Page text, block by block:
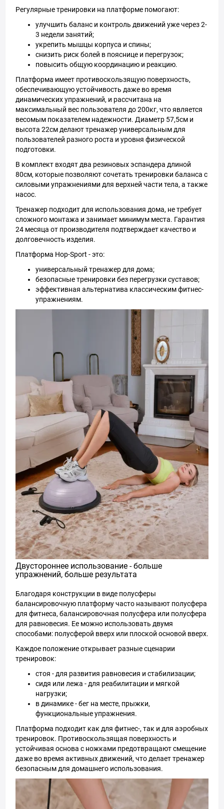
Регулярные тренировки на платформе помогают:
улучшить баланс и контроль движений уже через 2-
3 недели занятий;
укрепить мышцы корпуса и спины;
снизить риск болей в пояснице и перегрузок;
повысить общую координацию и реакцию.
Платформа имеет противоскользящую поверхность,
обеспечивающую устойчивость даже во время
динамических упражнений, и рассчитана на
максимальный вес пользователя до 200кг, что является
весомым показателем надежности. Диаметр 57,5см и
высота 22см делают тренажер универсальным для
пользователей разного роста и уровня физической
подготовки.
В комплект входят два резиновых эспандера длиной
80см, которые позволяют сочетать тренировки баланса с
силовыми упражнениями для верхней части тела, а также
насос.
Тренажер подходит для использования дома, не требует
сложного монтажа и занимает минимум места. Гарантия
24 месяца от производителя подтверждает качество и
долговечность изделия.
Платформа Hop-Sport - это:
универсальный тренажер для дома;
безопасные тренировки без перегрузки суставов;
эффективная альтернатива классическим фитнес-
упражнениям.
Двустороннее использование - больше
упражнений, больше результата
Благодаря конструкции в виде полусферы
балансировочную платформу часто называют полусфера
для фитнеса, балансировочная полусфера или полусфера
для равновесия. Ее можно использовать двумя
способами: полусферой вверх или плоской основой вверх.
Каждое положение открывает разные сценарии
тренировок:
стоя - для развития равновесия и стабилизации;
сидя или лежа - для реабилитации и мягкой
нагрузки;
в динамике - бег на месте, прыжки,
функциональные упражнения.
Платформа подходит как для фитнес-, так и для аэробных
тренировок. Противоскользящая поверхность и
устойчивая основа с ножками предотвращают смещение
даже во время активных движений, что делает тренажер
безопасным для домашнего использования.